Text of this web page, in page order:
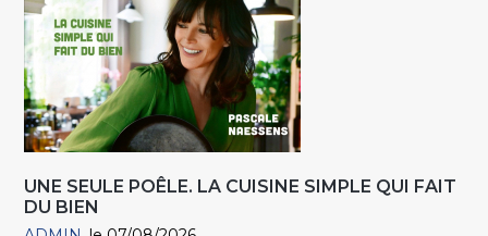
UNE SEULE POÊLE. LA CUISINE SIMPLE QUI FAIT
DU BIEN